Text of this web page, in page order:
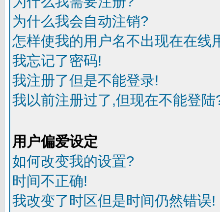
为什么我会自动注销?
怎样使我的用户名不出现在在线
我忘记了密码!
我注册了但是不能登录!
我以前注册过了,但现在不能登陆
用户偏爱设定
如何改变我的设置?
时间不正确!
我改变了时区但是时间仍然错误!